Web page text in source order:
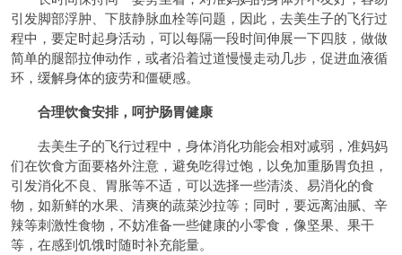
引发脚部浮肿、下肢静脉血栓等问题，因此，去美生子的飞行过
程中，要定时起身活动，可以每隔一段时间伸展一下四肢，做做
简单的腿部拉伸动作，或者沿着过道慢慢走动几步，促进血液循
环，缓解身体的疲劳和僵硬感。
合理饮食安排，呵护肠胃健康
去美生子的飞行过程中，身体消化功能会相对减弱，准妈妈
们在饮食方面要格外注意，避免吃得过饱，以免加重肠胃负担，
引发消化不良、胃胀等不适，可以选择一些清淡、易消化的食
物，如新鲜的水果、清爽的蔬菜沙拉等；同时，要远离油腻、辛
辣等刺激性食物，不妨准备一些健康的小零食，像坚果、果干
等，在感到饥饿时随时补充能量。